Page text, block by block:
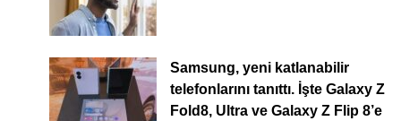
Samsung, yeni katlanabilir
telefonlarını tanıttı. İşte Galaxy Z
Fold8, Ultra ve Galaxy Z Flip 8’e